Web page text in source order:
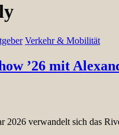
Verkehr & Mobilität
’26 mit
2026 verwandelt sich das